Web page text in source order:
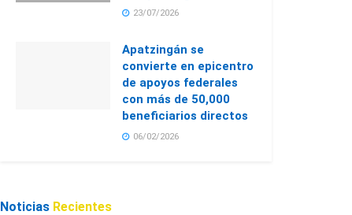
23/07/2026
Apatzingán se
convierte en epicentro
de apoyos federales
con más de 50,000
beneficiarios directos
06/02/2026
Noticias Recientes